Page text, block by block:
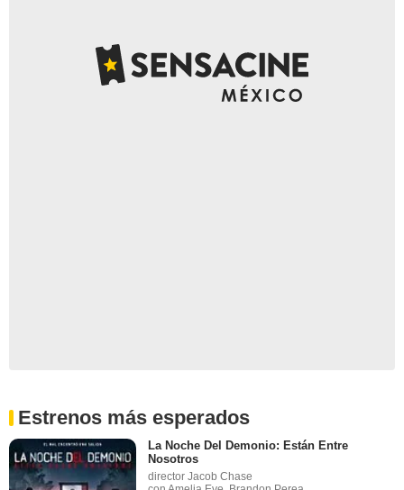
Estrenos más esperados
La Noche Del Demonio: Están Entre
Nosotros
director Jacob Chase